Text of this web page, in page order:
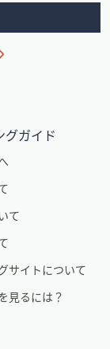
グガイド
て
サイトについて
見るには？